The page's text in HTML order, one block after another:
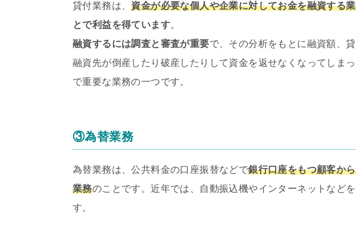
貸付業務は、資金が必要な個人や企業に対してお金を融資する
とで利益を得ています。
融資するには調査と審査が重要で、その分析をもとに融資額、
融資先が倒産したり破産したりして資金を返せなくなってしま
で重要な業務の一つです。
③為替業務
為替業務は、公共料金の口座振替などで銀行口座をもつ顧客か
業務のことです。近年では、自動振込機やインターネットなど
す。